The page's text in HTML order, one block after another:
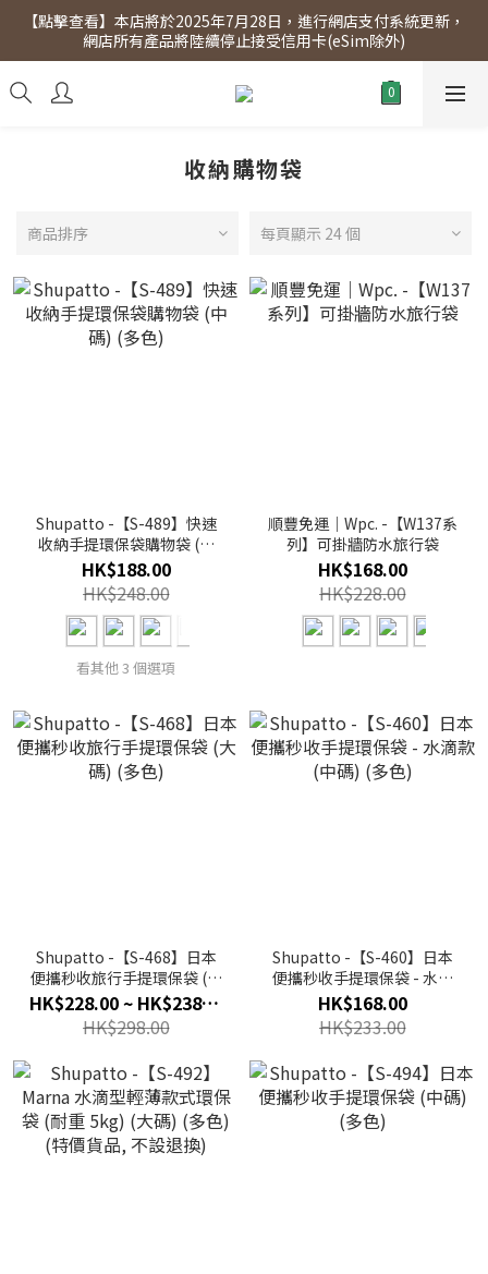
【點擊查看】會員專享 星期三全單95折!!!（優惠期至2026年12月
31日）。滿$300即免運費。
【點擊查看】本店將於2025年7月28日，進行網店支付系統更新，
網店所有產品將陸續停止接受信用卡(eSim除外)
【點擊查看】會員專享 星期三全單95折!!!（優惠期至2026年12月
31日）。滿$300即免運費。
收納購物袋
商品排序 每頁顯示 24 個
Shupatto -【S-489】快速
收納手提環保袋購物袋 (中
碼) (多色)
HK$188.00
HK$248.00
看其他 3 個選項
順豐免運｜Wpc. -【W137系
列】可掛牆防水旅行袋
HK$168.00
HK$228.00
Shupatto -【S-468】日本
便攜秒收旅行手提環保袋 (大
碼) (多色)
HK$228.00 ~ HK$238.00
HK$298.00
Shupatto -【S-460】日本
便攜秒收手提環保袋 - 水滴
款 (中碼) (多色)
HK$168.00
HK$233.00